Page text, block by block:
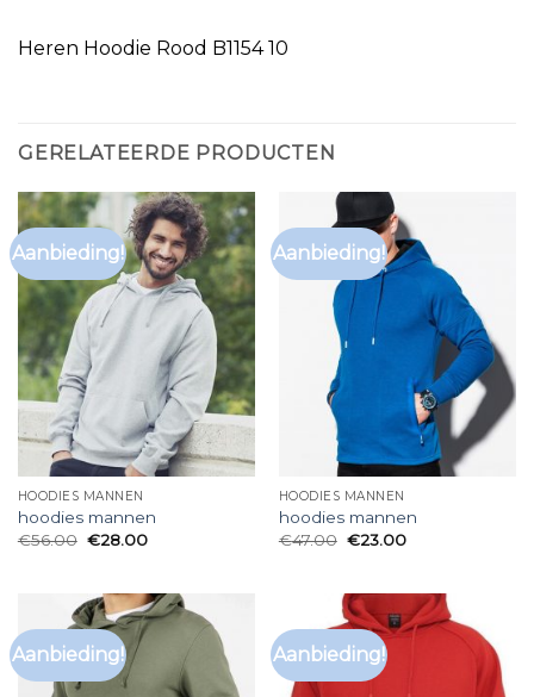
Heren Hoodie Rood B1154 10
GERELATEERDE PRODUCTEN
Aanbieding!
HOODIES MANNEN
hoodies mannen
€56.00 €28.00
Aanbieding!
HOODIES MANNEN
hoodies mannen
€47.00 €23.00
Aanbieding! Aanbieding!